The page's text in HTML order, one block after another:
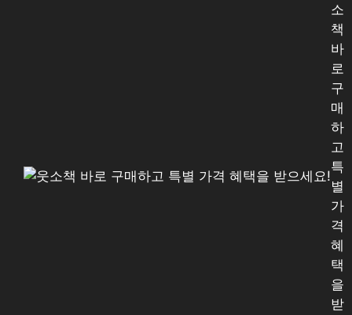
소
책
바
로
구
매
하
고
특
별
가
격
혜
택
을
받